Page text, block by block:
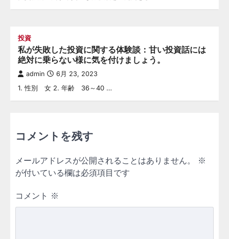
投資
私が失敗した投資に関する体験談：甘い投資話には
絶対に乗らない様に気を付けましょう。
admin 6月 23, 2023
1. 性別 女 2. 年齢 36～40 …
コメントを残す
メールアドレスが公開されることはありません。
※
が付いている欄は必須項目です
コメント ※